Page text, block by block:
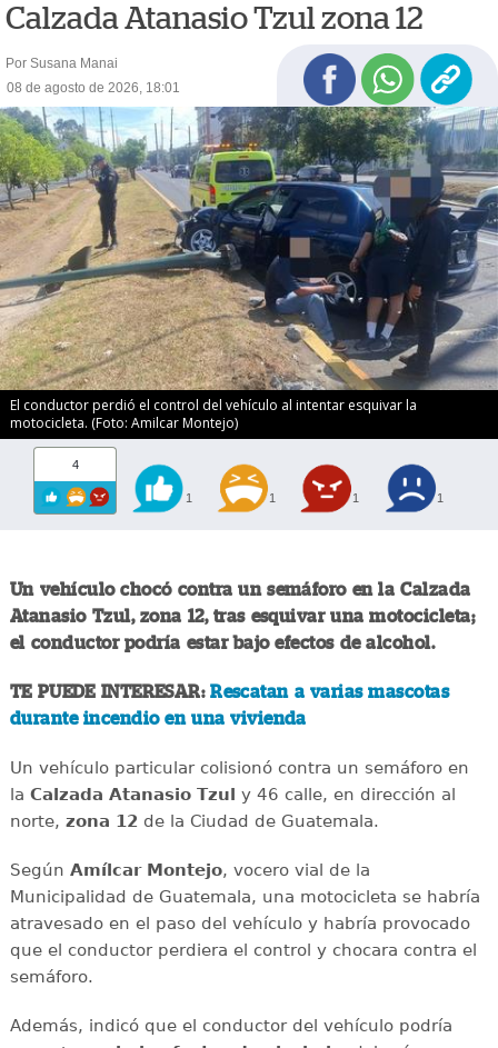
Calzada Atanasio Tzul zona 12
Por Susana Manai
08 de agosto de 2026, 18:01
El conductor perdió el control del vehículo al intentar esquivar la
motocicleta. (Foto: Amilcar Montejo)
4
1 1 1 1
Un vehículo chocó contra un semáforo en la Calzada
Atanasio Tzul, zona 12, tras esquivar una motocicleta;
el conductor podría estar bajo efectos de alcohol.
TE PUEDE INTERESAR:Rescatan a varias mascotas
durante incendio en una vivienda
Un vehículo particular colisionó contra un semáforo en
la Calzada Atanasio Tzul y 46 calle, en dirección al
norte, zona 12de la Ciudad de Guatemala.
Según Amílcar Montejo, vocero vial de la
Municipalidad de Guatemala, una motocicleta se habría
atravesado en el paso del vehículo y habría provocado
que el conductor perdiera el control y chocara contra el
semáforo.
Además, indicó que el conductor del vehículo podría